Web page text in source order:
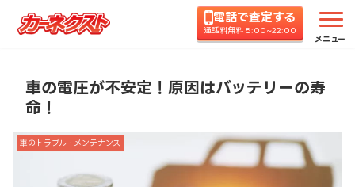
電話で査定する
通話料無料 8:00~22:00
メニュー
ホーム コラムTOP 車のトラブル・メンテナンス
車の電圧が不安定！原因はバッテリーの寿
命！
車のトラブル・メンテナンス